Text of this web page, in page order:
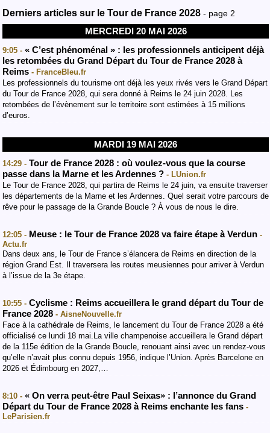
Derniers articles sur le Tour de France 2028 - page 2
MERCREDI 20 MAI 2026
9:05 - « C’est phénoménal » : les professionnels anticipent déjà
les retombées du Grand Départ du Tour de France 2028 à
Reims - FranceBleu.fr
Les professionnels du tourisme ont déjà les yeux rivés vers le Grand Départ
du Tour de France 2028, qui sera donné à Reims le 24 juin 2028. Les
retombées de l’évènement sur le territoire sont estimées à 15 millions
d’euros.
MARDI 19 MAI 2026
14:29 - Tour de France 2028 : où voulez-vous que la course
passe dans la Marne et les Ardennes ? - LUnion.fr
Le Tour de France 2028, qui partira de Reims le 24 juin, va ensuite traverser
les départements de la Marne et les Ardennes. Quel serait votre parcours de
rêve pour le passage de la Grande Boucle ? À vous de nous le dire.
12:05 - Meuse : le Tour de France 2028 va faire étape à Verdun -
Actu.fr
Dans deux ans, le Tour de France s’élancera de Reims en direction de la
région Grand Est. Il traversera les routes meusiennes pour arriver à Verdun
à l’issue de la 3e étape.
10:55 - Cyclisme : Reims accueillera le grand départ du Tour de
France 2028 - AisneNouvelle.fr
Face à la cathédrale de Reims, le lancement du Tour de France 2028 a été
officialisé ce lundi 18 mai.La ville champenoise accueillera le Grand départ
de la 115e édition de la Grande Boucle, renouant ainsi avec un rendez-vous
qu’elle n’avait plus connu depuis 1956, indique l’Union. Après Barcelone en
2026 et Édimbourg en 2027,…
8:10 - « On verra peut-être Paul Seixas» : l’annonce du Grand
Départ du Tour de France 2028 à Reims enchante les fans -
LeParisien.fr